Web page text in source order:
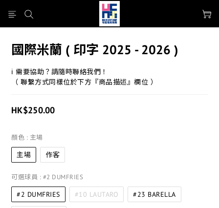
國際米蘭 ( 印字 2025 - 2026 )
ℹ 需要協助？請隨時聯絡我們！
（ 聯繫方式同樣位於下方『商品描述』欄位 ）
HK$250.00
顏色 : 主場
主場 作客
可選球員 : #2 DUMFRIES
#2 DUMFRIES #10 LAUTARO #23 BARELLA